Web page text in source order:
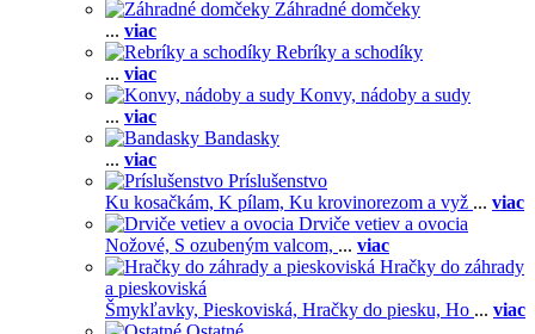
Záhradné domčeky
... viac
Rebríky a schodíky
... viac
Konvy, nádoby a sudy
... viac
Bandasky
... viac
Príslušenstvo
Ku kosačkám, K pílam, Ku krovinorezom a vyž ... viac
Drviče vetiev a ovocia
Nožové, S ozubeným valcom, ... viac
Hračky do záhrady
a pieskoviská
Šmykľavky, Pieskoviská, Hračky do piesku, Ho ... viac